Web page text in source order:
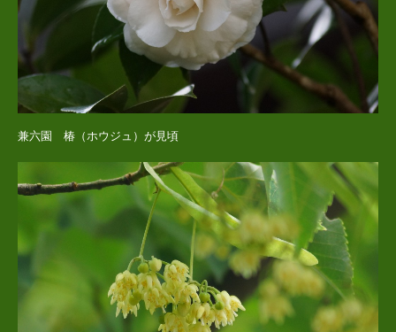
兼六園 椿（ホウジュ）が見頃